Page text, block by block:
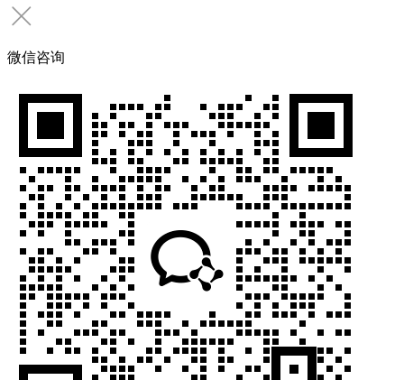
微信咨询